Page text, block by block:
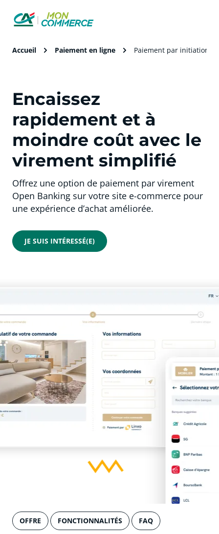
Accueil Paiement en ligne Paiement par initiation
Encaissez
rapidement et à
moindre coût avec le
virement simplifié
Offrez une option de paiement par virement
Open Banking sur votre site e-commerce pour
une expérience d’achat améliorée.
JE SUIS INTÉRESSÉ(E)
OFFRE FONCTIONNALITÉS FAQ